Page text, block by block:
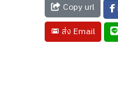
Copy url
ส่ง Email